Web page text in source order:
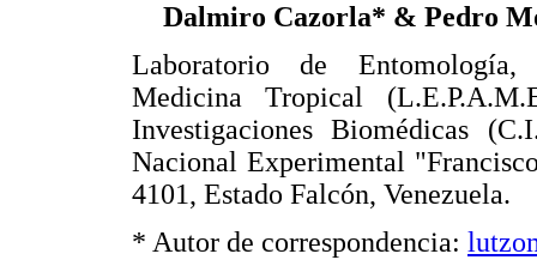
Dalmiro Cazorla* & Pedro
Laboratorio de
Medicina Tropical
Investigaciones Biomédicas
Nacional Experimental
4101, Estado Falcón, Venezuela.
* Autor de correspondencia: